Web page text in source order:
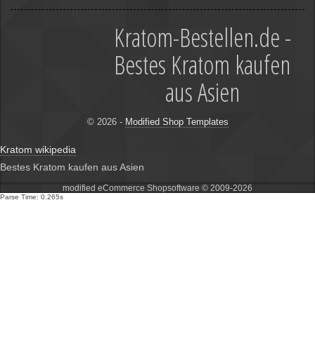
Kratom-Bestellen.de -
Bestes Kratom kaufen
aus Asien
© 2026 - Modified Shop Templates
Kratom wikipedia
Bestes Kratom kaufen aus Asien
modified eCommerce Shopsoftware © 2009-2026
Parse Time: 0.265s